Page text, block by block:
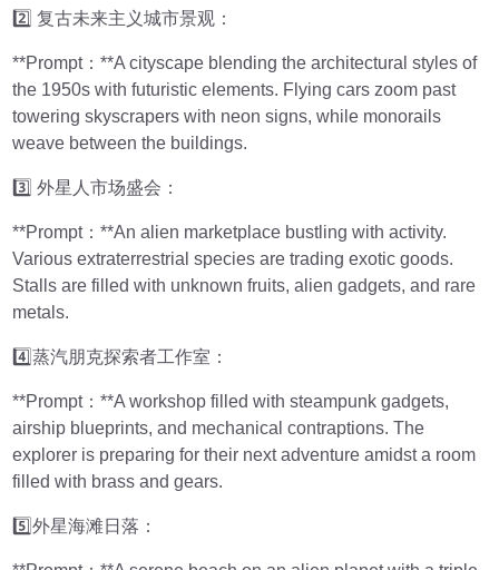
2️⃣ 复古未来主义城市景观：
**Prompt：**A cityscape blending the architectural styles of
the 1950s with futuristic elements. Flying cars zoom past
towering skyscrapers with neon signs, while monorails
weave between the buildings.
3️⃣ 外星人市场盛会：
**Prompt：**An alien marketplace bustling with activity.
Various extraterrestrial species are trading exotic goods.
Stalls are filled with unknown fruits, alien gadgets, and rare
metals.
4️⃣蒸汽朋克探索者工作室：
**Prompt：**A workshop filled with steampunk gadgets,
airship blueprints, and mechanical contraptions. The
explorer is preparing for their next adventure amidst a room
filled with brass and gears.
5️⃣外星海滩日落：